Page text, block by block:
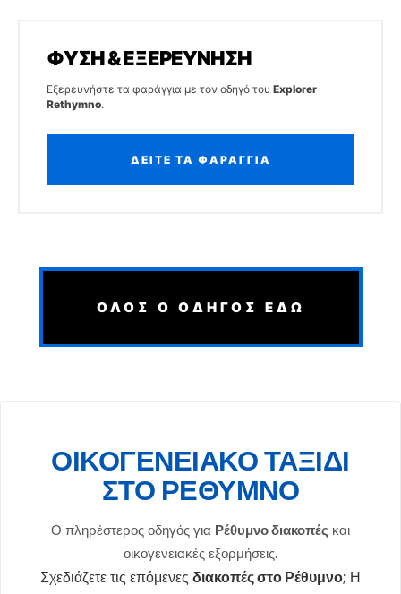
ΦΥΣΗ & ΕΞΕΡΕΥΝΗΣΗ
Εξερευνήστε τα φαράγγια με τον οδηγό του Explorer
Rethymno.
ΔΕΙΤΕ ΤΑ ΦΑΡΑΓΓΙΑ
ΟΛΟΣ Ο ΟΔΗΓΟΣ ΕΔΩ
ΟΙΚΟΓΕΝΕΙΑΚΌ ΤΑΞΊΔΙ
ΣΤΟ ΡΈΘΥΜΝΟ
Ο πληρέστερος οδηγός για Ρέθυμνο διακοπές και
οικογενειακές εξορμήσεις.
Σχεδιάζετε τις επόμενες διακοπές στο Ρέθυμνο; Η